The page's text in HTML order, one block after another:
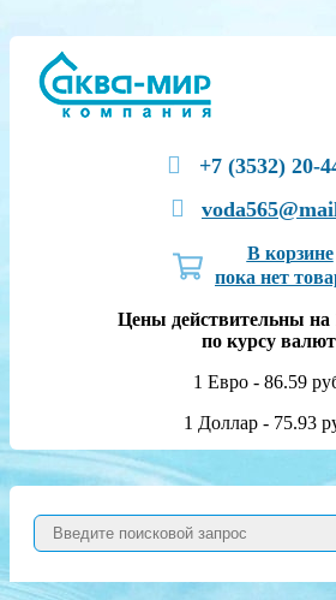
+7 (3532) 20-
В корзине
пока нет
Цены действительны на
по курсу валют
1 Евро - 86.59
1 Доллар - 75.93